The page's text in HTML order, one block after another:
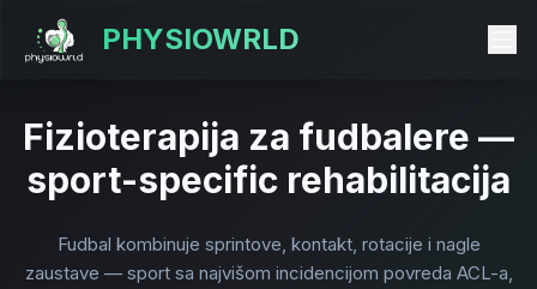
PHYSIOWRLD
Fizioterapija za fudbalere —
sport-specific rehabilitacija
Fudbal kombinuje sprintove, kontakt, rotacije i nagle
zaustave — sport sa najvišom incidencijom povreda ACL-a,